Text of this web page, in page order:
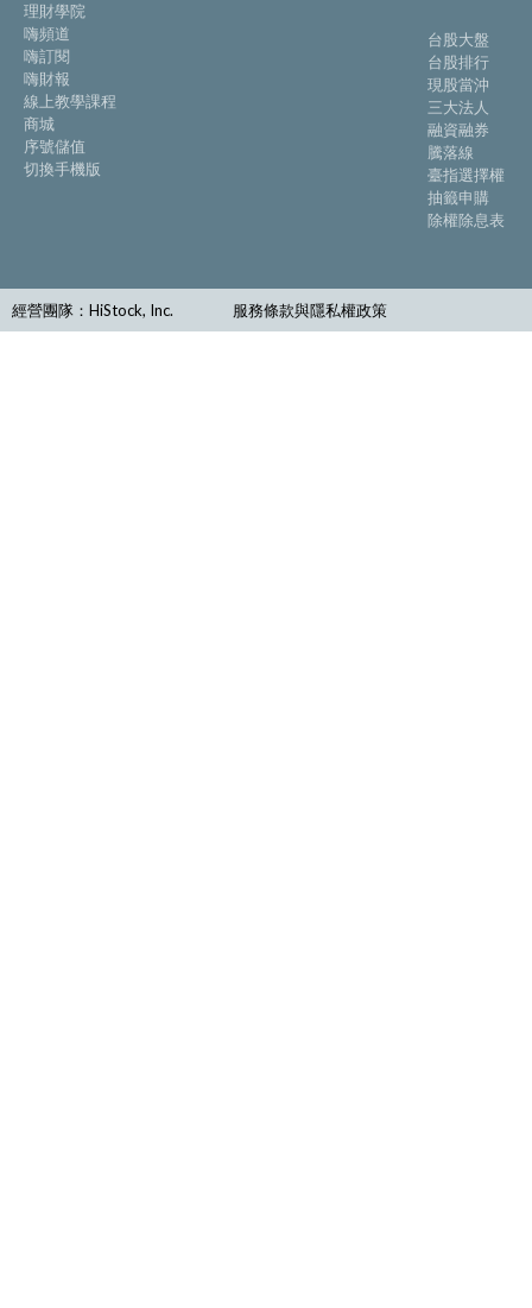
理財學院
嗨頻道
嗨訂閱
嗨財報
線上教學課程
商城
序號儲值
切換手機版
台股大盤
台股排行
現股當沖
三大法人
融資融券
騰落線
臺指選擇權
抽籤申購
除權除息表
經營團隊：HiStock, Inc. 服務條款與隱私權政策